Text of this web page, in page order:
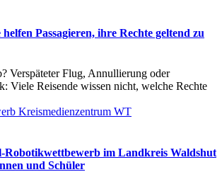
Passagieren, ihre Rechte geltend zu
Verspäteter Flug, Annullierung oder
Viele Reisende wissen nicht, welche Rechte
Robotikwettbewerb im Landkreis Waldshut
und Schüler